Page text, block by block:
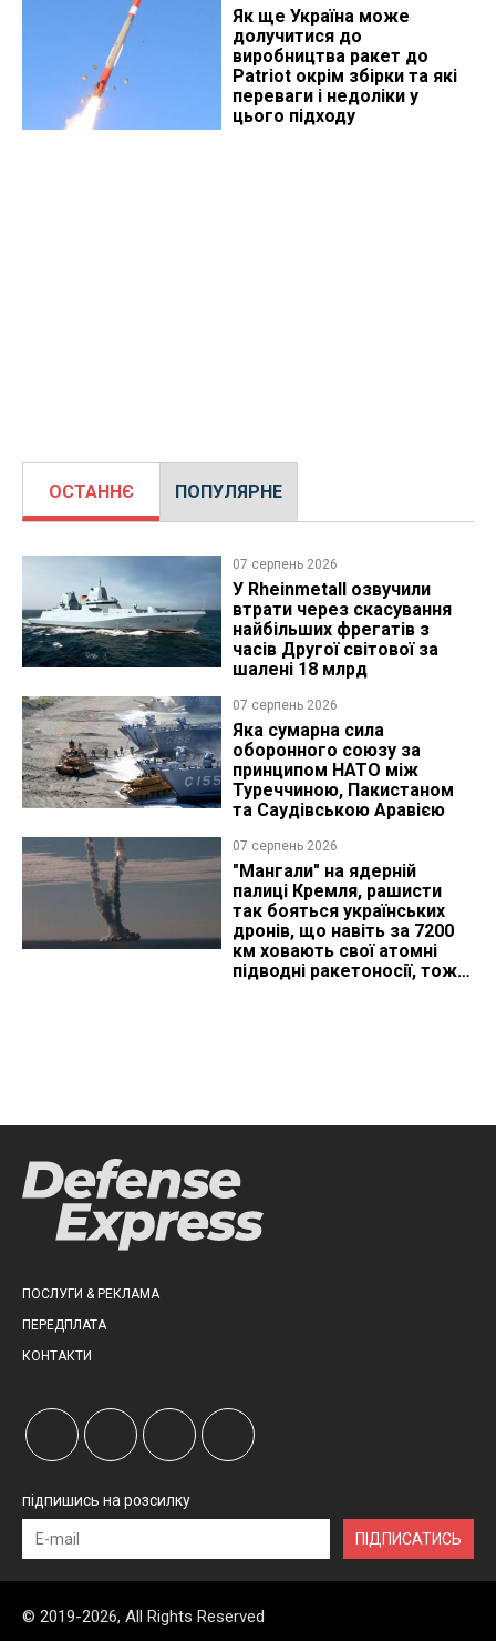
Як ще Україна може
долучитися до
виробництва ракет до
Patriot окрім збірки та які
переваги і недоліки у
цього підходу
ОСТАННЄ ПОПУЛЯРНЕ
07 серпень 2026
У Rheinmetall озвучили
втрати через скасування
найбільших фрегатів з
часів Другої світової за
шалені 18 млрд
07 серпень 2026
Яка сумарна сила
оборонного союзу за
принципом НАТО між
Туреччиною, Пакистаном
та Саудівською Аравією
07 серпень 2026
"Мангали" на ядерній
палиці Кремля, рашисти
так бояться українських
дронів, що навіть за 7200
км ховають свої атомні
підводні ракетоносії, тож
ПОСЛУГИ & РЕКЛАМА
ПЕРЕДПЛАТА
КОНТАКТИ
підпишись на розсилку
ПІДПИСАТИСЬ
© 2019-2026, All Rights Reserved